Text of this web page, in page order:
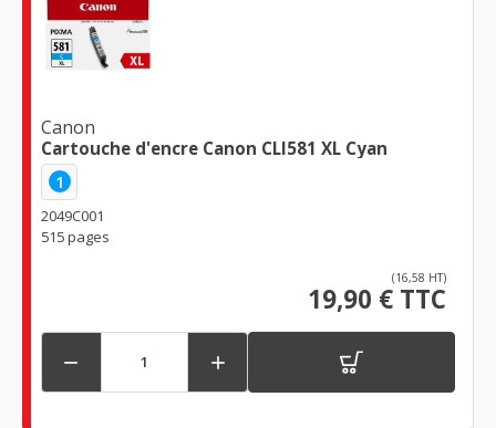
Canon
Cartouche d'encre Canon CLI581 XL Cyan
1
2049C001
515 pages
(16,58 HT)
19,90 € TTC
 